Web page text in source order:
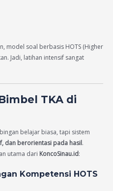
model soal berbasis HOTS (Higher
Jadi, latihan intensif sangat
TKA di
belajar biasa, tapi sistem
dan berorientasi pada hasil.
utama dari KoncoSinau.id:
Kompetensi HOTS